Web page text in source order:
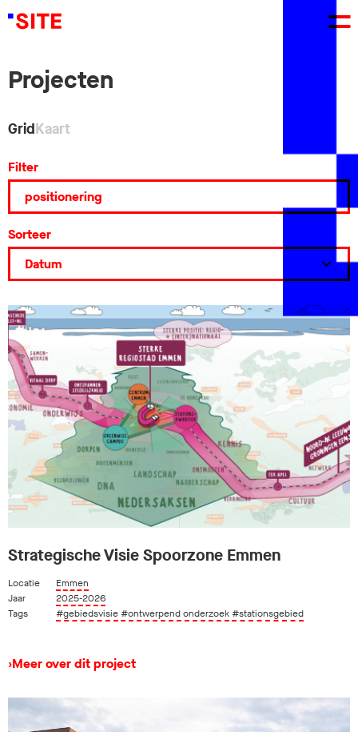
Projecten
GridKaart
Filter
Sorteer
Strategische Visie Spoorzone Emmen
Locatie
Emmen
Jaar
2025-2026
Tags
#gebiedsvisie#ontwerpend onderzoek#stationsgebied
›Meer over dit project